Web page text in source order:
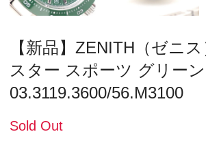
【新品】ZENITH（ゼニ
スター スポーツ グリー
03.3119.3600/56.M3100
Sold Out